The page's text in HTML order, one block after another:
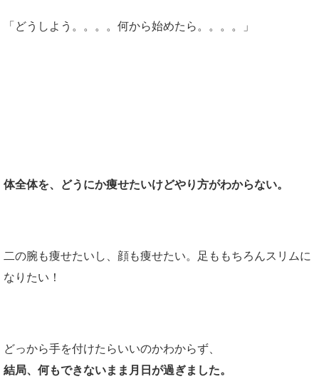
「どうしよう。。。。何から始めたら。。。。」
体全体を、どうにか痩せたいけどやり方がわからない。
二の腕も痩せたいし、顔も痩せたい。足ももちろんスリムに
なりたい！
どっから手を付けたらいいのかわからず、
結局、何もできないまま月日が過ぎました。